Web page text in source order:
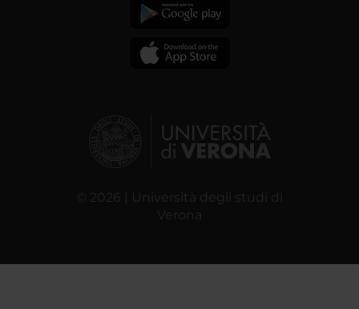
© 2026 | Università degli studi di
Verona